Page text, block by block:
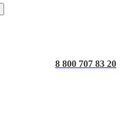
8 800 707 83 20